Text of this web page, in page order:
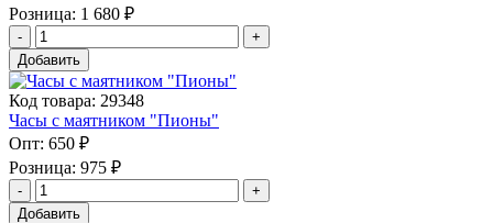
Розница: 1 680 ₽
Добавить
Код товара: 29348
Часы с маятником "Пионы"
Опт: 650 ₽
Розница: 975 ₽
Добавить